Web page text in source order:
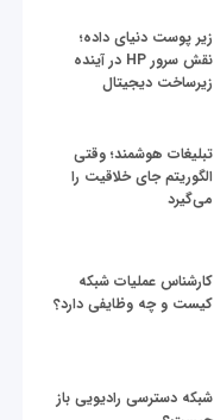
زیر پوست دنیای داده؛
نقش سرور HP در آینده
زیرساخت دیجیتال
تبلیغات هوشمند؛ وقتی
الگوریتم جای خلاقیت را
می‌گیرد
کارشناس عملیات شبکه
کیست و چه وظایفی دارد؟
شبکه دسترسی رادیویی باز